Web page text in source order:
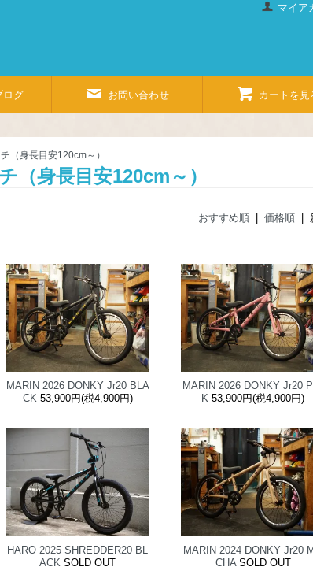
マイア
ログ お問い合わせ カートを見
（身長目安120cm～）
（身長目安120cm～）
おすすめ順 価格順 |
MARIN 2026 DONKY Jr20 BLA
CK 53,900円(税4,900円)
MARIN 2026 DONKY Jr20
K 53,900円(税4,900円)
HARO 2025 SHREDDER20 BL
ACK SOLD OUT
MARIN 2024 DONKY Jr20
CHASOLD OUT